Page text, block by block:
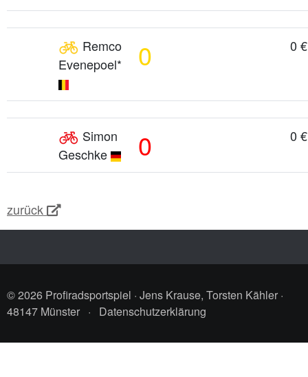
Remco
Evenepoel*
0 0 €
Simon
Geschke
0 0 €
zurück
© 2026 Profiradsportspiel · Jens Krause, Torsten Kähler ·
48147 Münster · Datenschutzerklärung